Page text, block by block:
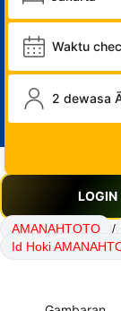
Waktu
2 dewasa
LOGIN
AMANAHTOTO /
Id Hoki